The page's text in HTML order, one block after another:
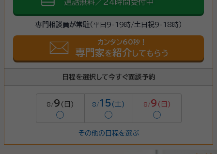
通話無料／24時間受付中
専門相談員が常駐（平日9-19時/土日祝9-18時）
カンタン60秒！
専門家を紹介 してもらう
日程を選択して今すぐ面談予約
8/9 (日)
◯
8/15(土)
◯
8/9 (日)
◯
その他の日程を選ぶ